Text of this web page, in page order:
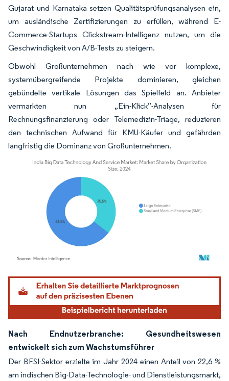
Gujarat und Karnataka setzen Qualitätsprüfungsanalysen ein,
um ausländische Zertifizierungen zu erfüllen, während E-
Commerce-Startups Clickstream-Intelligenz nutzen, um die
Geschwindigkeit von A/B-Tests zu steigern.
Obwohl Großunternehmen nach wie vor komplexe,
systemübergreifende Projekte dominieren, gleichen
gebündelte vertikale Lösungen das Spielfeld an. Anbieter
vermarkten nun „Ein-Klick”-Analysen für
Rechnungsfinanzierung oder Telemedizin-Triage, reduzieren
den technischen Aufwand für KMU-Käufer und gefährden
langfristig die Dominanz von Großunternehmen.
Bild © Mordor Intelligence. Wiederverwendung erfordert Namensnennung gemäß
Nach Endnutzerbranche: Gesundheitswesen
entwickelt sich zum Wachstumsführer
Der BFSI-Sektor erzielte im Jahr 2024 einen Anteil von 22,6 %
am indischen Big-Data-Technologie- und Dienstleistungsmarkt,